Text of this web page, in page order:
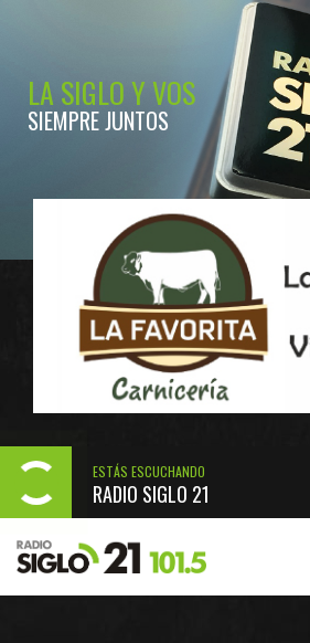
LA SIGLO Y VOS
SIEMPRE JUNTOS
ESTÁS ESCUCHANDO
RADIO SIGLO 21